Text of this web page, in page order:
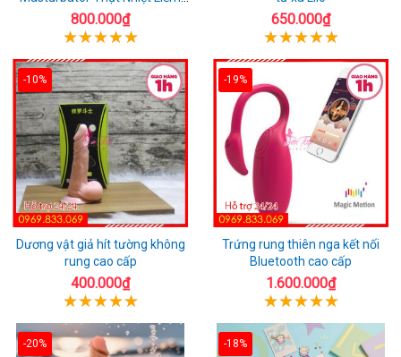
Rung
800.000₫ 650.000₫
-10%
Dương vật giả hít tường không
rung cao cấp
400.000₫
-19%
Trứng rung thiên nga kết nối
Bluetooth cao cấp
1.600.000₫
-20% -18%